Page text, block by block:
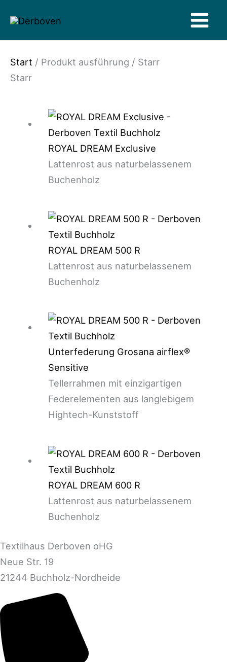
Inhalt
springen
Start / Produkt ausführung / Starr
Starr
ROYAL DREAM Exclusive
Lattenrost aus naturbelassenem
Buchenholz
ROYAL DREAM 500 R
Lattenrost aus naturbelassenem
Buchenholz
Unterfederung Grosana airflex®
Sensitive
Tellerrahmen mit einzigartigen
Federelementen aus langlebigem
Hightech-Kunststoff
ROYAL DREAM 600 R
Lattenrost aus naturbelassenem
Buchenholz
Textilhaus Derboven oHG
Neue Str. 19
21244 Buchholz-Nordheide